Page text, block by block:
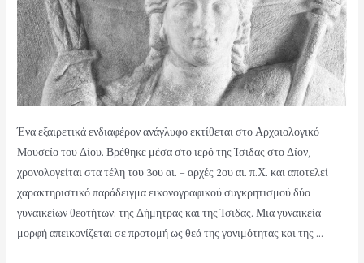
Ένα εξαιρετικά ενδιαφέρον ανάγλυφο εκτίθεται στο Αρχαιολογικό
Μουσείο του Δίου. Βρέθηκε μέσα στο ιερό της Ίσιδας στο Δίον,
χρονολογείται στα τέλη του 3ου αι. – αρχές 2ου αι. π.Χ. και αποτελεί
χαρακτηριστικό παράδειγμα εικονογραφικού συγκρητισμού δύο
γυναικείων θεοτήτων: της Δήμητρας και της Ίσιδας. Μια γυναικεία
μορφή απεικονίζεται σε προτομή ως θεά της γονιμότητας και της …